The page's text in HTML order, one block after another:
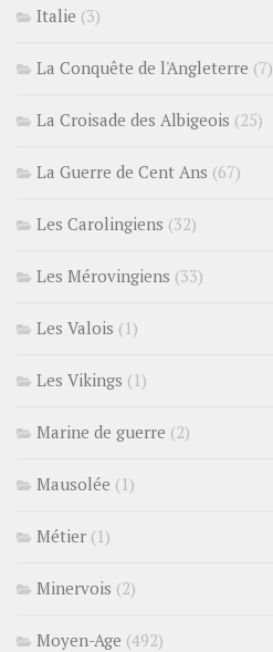
Italie (3)
La Conquête de l'Angleterre (7)
La Croisade des Albigeois (25)
La Guerre de Cent Ans (67)
Les Carolingiens (32)
Les Mérovingiens (33)
Les Valois (1)
Les Vikings (1)
Marine de guerre (2)
Mausolée (1)
Métier (1)
Minervois (2)
Moyen-Age (492)